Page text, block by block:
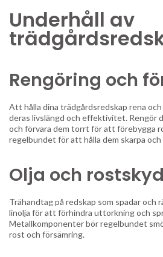
Underhåll av
Rengöring och
Att hålla dina trädgårdsredskap rena
deras livslängd och effektivitet. Rengör
och förvara dem torrt för att förebygga
regelbundet för att hålla dem skarpa
Olja och
Trähandtag på redskap som spadar och
linolja för att förhindra uttorkning och
Metallkomponenter bör regelbundet
rost och försämring.